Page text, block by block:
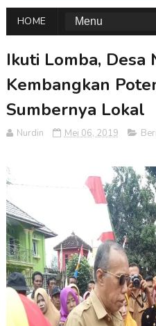
HOME
Ikuti Lomba, Desa
Kembangkan
Sumbernya Lokal
Nurdin Mei 06, 2019